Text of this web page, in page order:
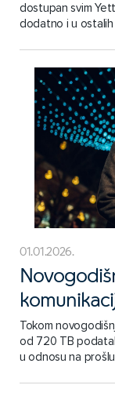
dostupan svim
dodatno i u ostalih
01.01.2026.
Tokom
od 720 TB
u odnosu na